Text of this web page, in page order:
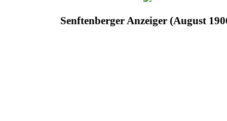
Senftenberger Anzeiger (August